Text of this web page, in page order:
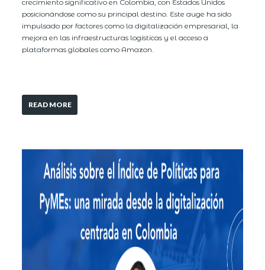
crecimiento significativo en Colombia, con Estados Unidos
posicionándose como su principal destino. Este auge ha sido
impulsado por factores como la digitalización empresarial, la
mejora en las infraestructuras logísticas y el acceso a
plataformas globales como Amazon.
READ MORE